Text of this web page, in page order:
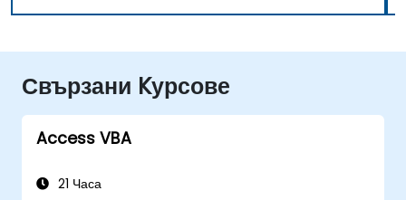
Свързани Kурсове
Access VBA
21 Часа